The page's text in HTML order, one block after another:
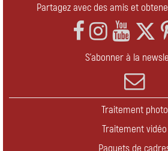
Partagez avec des amis et
S'abonner à la
Traitement photo
Traitement vidéo
Paquets de